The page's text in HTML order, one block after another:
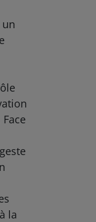
la